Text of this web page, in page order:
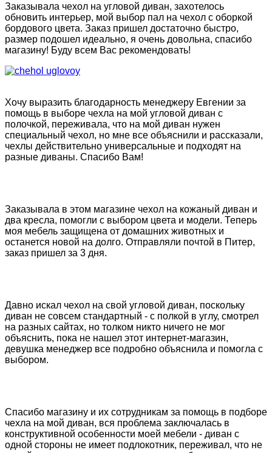
Заказывала чехол на угловой диван, захотелось
обновить интерьер, мой выбор пал на чехол с оборкой
бордового цвета. Заказ пришел достаточно быстро,
размер подошел идеально, я очень довольна, спасибо
магазину! Буду всем Вас рекомендовать!
Хочу выразить благодарность менеджеру Евгении за
помощь в выборе чехла на мой угловой диван с
полочкой, переживала, что на мой диван нужен
специальный чехол, но мне все объяснили и рассказали,
чехлы действительно универсальные и подходят на
разные диваны. Спасибо Вам!
Заказывала в этом магазине чехол на кожаный диван и
два кресла, помогли с выбором цвета и модели. Теперь
моя мебель защищена от домашних животных и
останется новой на долго. Отправляли почтой в Питер,
заказ пришел за 3 дня.
Давно искал чехол на свой угловой диван, поскольку
диван не совсем стандартный - с полкой в углу, смотрел
на разных сайтах, но толком никто ничего не мог
объяснить, пока не нашел этот интернет-магазин,
девушка менеджер все подробно объяснила и помогла с
выбором.
Спасибо магазину и их сотрудникам за помощь в подборе
чехла на мой диван, вся проблема заключалась в
конструктивной особенности моей мебели - диван с
одной стороны не имеет подлокотник, переживал, что не